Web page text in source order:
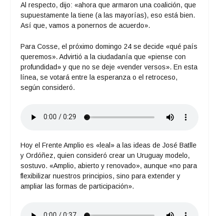
Al respecto, dijo: «ahora que armaron una coalición, que
supuestamente la tiene (a las mayorías), eso está bien.
Así que, vamos a ponernos de acuerdo».
Para Cosse, el próximo domingo 24 se decide «qué país
queremos». Advirtió a la ciudadanía que «piense con
profundidad» y que no se deje «vender versos». En esta
línea, se votará entre la esperanza o el retroceso,
según consideró.
Hoy el Frente Amplio es «leal» a las ideas de José Batlle
y Ordóñez, quien consideró crear un Uruguay modelo,
sostuvo. «Amplio, abierto y renovado», aunque «no para
flexibilizar nuestros principios, sino para extender y
ampliar las formas de participación».